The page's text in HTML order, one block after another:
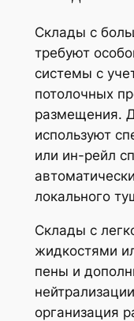
Склады с
требуют
системы с
потолочных
размещения.
используют
или ин-рейл
локального
Склады с
жидкостями
пены и
организация